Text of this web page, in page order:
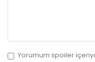
Yorumum spoiler